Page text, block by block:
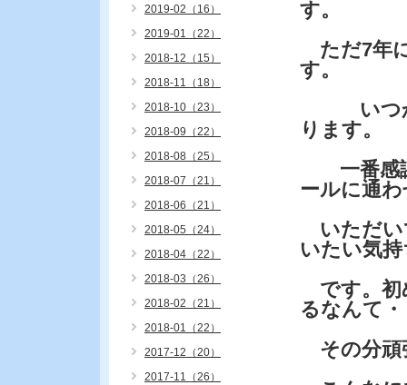
す。
ただ7年
す。
いつか
ります。
一番感謝
ールに通
いただい
いたい気
です。初
るなんて
その分頑
2019-02（16）
2019-01（22）
2018-12（15）
2018-11（18）
2018-10（23）
2018-09（22）
2018-08（25）
2018-07（21）
2018-06（21）
2018-05（24）
2018-04（22）
2018-03（26）
2018-02（21）
2018-01（22）
2017-12（20）
2017-11（26）